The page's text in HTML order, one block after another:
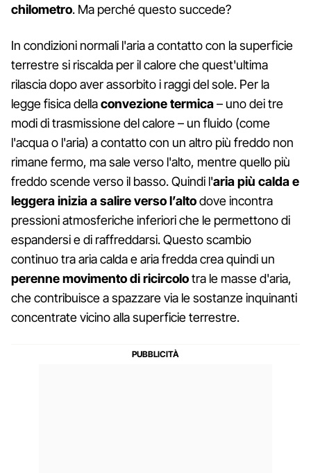
chilometro. Ma perché questo succede?
In condizioni normali l'aria a contatto con la superficie
terrestre si riscalda per il calore che quest'ultima
rilascia dopo aver assorbito i raggi del sole. Per la
legge fisica dellaconvezione termica– uno dei tre
modi di trasmissione del calore – un fluido (come
l'acqua o l'aria) a contatto con un altro più freddo non
rimane fermo, ma sale verso l'alto, mentre quello più
freddo scende verso il basso. Quindi l'aria più calda e
leggera inizia a salire verso l’altodove incontra
pressioni atmosferiche inferiori che le permettono di
espandersi e di raffreddarsi. Questo scambio
continuo tra aria calda e aria fredda crea quindi un
perenne movimento di ricircolotra le masse d'aria,
che contribuisce a spazzare via le sostanze inquinanti
concentrate vicino alla superficie terrestre.